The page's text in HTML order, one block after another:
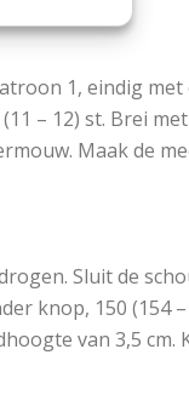
1, eindig
– 12) st. Brei
Maak de
Sluit de
knop, 150 (154
van 3,5 cm.